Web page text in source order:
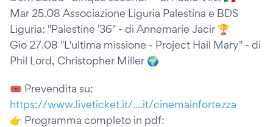
Mar 25.08 Associazione Liguria Palestina e BDS
Liguria: "Palestine '36" - di Annemarie Jacir 🏆
Gio 27.08 "L'ultima missione - Project Hail Mary" - di
Phil Lord, Christopher Miller 🌍
🎟️ Prevendita su:
https://www.liveticket.it/....it/cinemainfortezza
👉 Programma completo in pdf: